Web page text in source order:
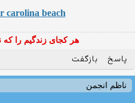
carolina beach
هر کجای زندگیم را که
پاسخ بازگفت
ناظم انجمن